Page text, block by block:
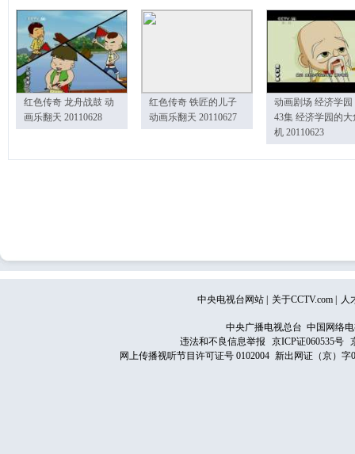
红色传奇 龙舟战鼓 动
画乐翻天 20110628
红色传奇 铁匠的儿子
动画乐翻天 20110627
动画剧场 经济学园
43集 经济学园的大
机 20110623
中央电视台网站 关于CCTV.com 人
中央广播电视总台 中国网络
违法和不良信息举报
京ICP证060535号
网上传播视听节目许可证号 0102004 新出网证（京）